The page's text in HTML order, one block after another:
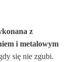
z
i metalowym
się nie zgubi.